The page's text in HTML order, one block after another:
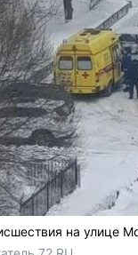
на улице